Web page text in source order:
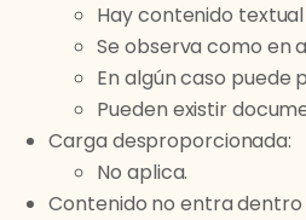
Hay contenido
Se observa como en
En algún caso
Pueden existir
Carga desproporcionada:
No aplica.
Contenido no entra